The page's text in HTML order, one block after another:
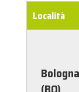
Località
Bologna